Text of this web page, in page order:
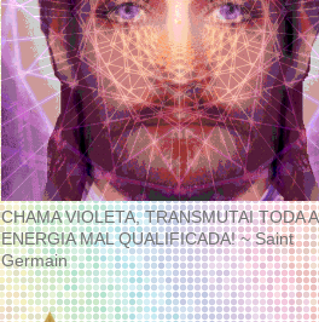
CHAMA VIOLETA, TRANSMUTAI TODA A
ENERGIA MAL QUALIFICADA! ~ Saint
Germain